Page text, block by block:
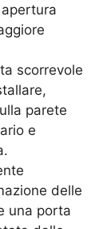
scorrevole
parete
e
delle
una porta